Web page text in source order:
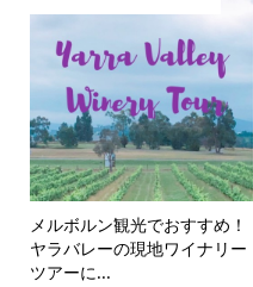
メルボルン観光でおすすめ！
ヤラバレーの現地ワイナリー
ツアーに...